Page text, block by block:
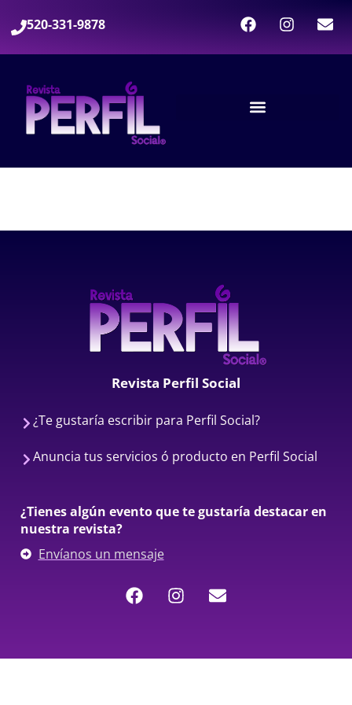
520-331-9878
Revista Perfil Social
¿Te gustaría escribir para Perfil Social?
Anuncia tus servicios ó producto en Perfil Social
¿Tienes algún evento que te gustaría destacar en
nuestra revista?
Envíanos un mensaje